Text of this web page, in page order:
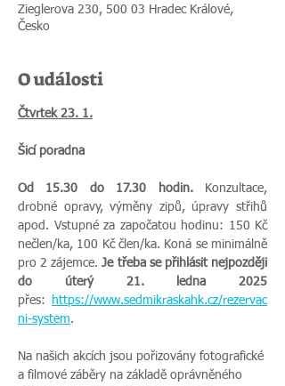
Zieglerova 230, 500 03 Hradec Králové,
Česko
O události
Čtvrtek 23. 1.
Šicí poradna
Od 15.30 do 17.30 hodin. Konzultace,
drobné opravy, výměny zipů, úpravy střihů
apod. Vstupné za započatou hodinu: 150 Kč
nečlen/ka, 100 Kč člen/ka. Koná se minimálně
pro 2 zájemce. Je třeba se přihlásit nejpozději
přes:
https://www.sedmikraskahk.cz/rezervac
ni-system.
Na našich akcích jsou pořizovány fotografické
a filmové záběry na základě oprávněného